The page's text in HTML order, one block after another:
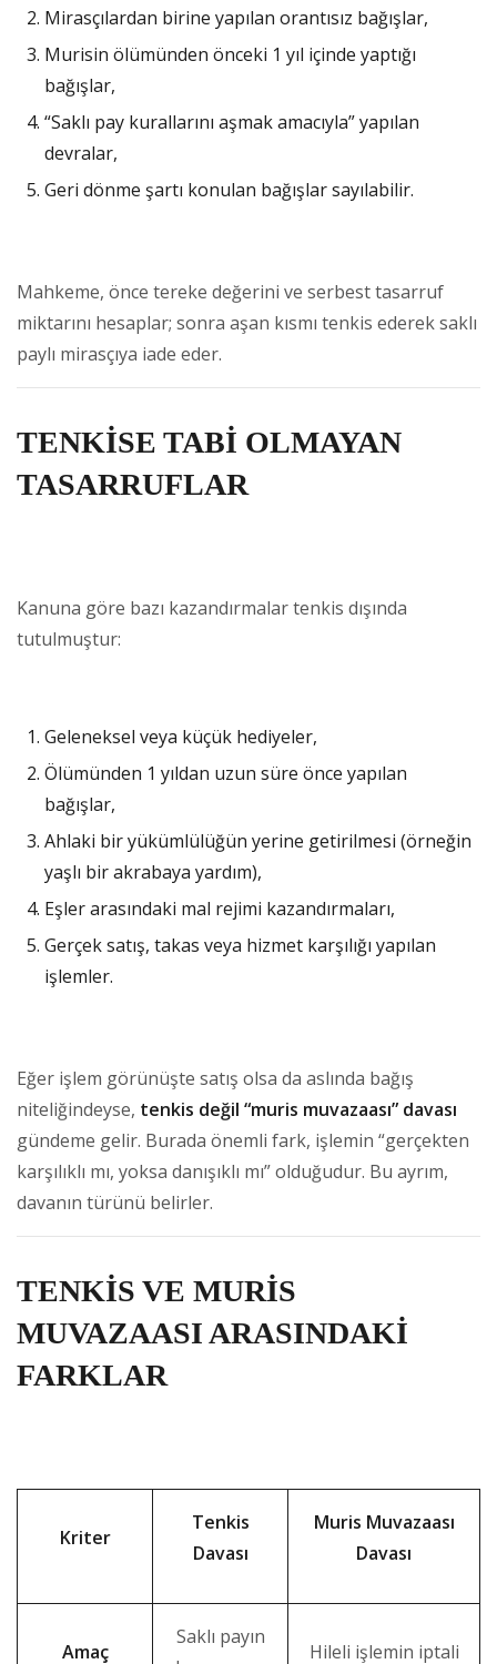
Mirasçılardan birine yapılan orantısız bağışlar,
Murisin ölümünden önceki 1 yıl içinde yaptığı
bağışlar,
“Saklı pay kurallarını aşmak amacıyla” yapılan
devralar,
Geri dönme şartı konulan bağışlar sayılabilir.
Mahkeme, önce tereke değerini ve serbest tasarruf
miktarını hesaplar; sonra aşan kısmı tenkis ederek saklı
paylı mirasçıya iade eder.
TENKİSE TABİ OLMAYAN
TASARRUFLAR
Kanuna göre bazı kazandırmalar tenkis dışında
tutulmuştur:
Geleneksel veya küçük hediyeler,
Ölümünden 1 yıldan uzun süre önce yapılan
bağışlar,
Ahlaki bir yükümlülüğün yerine getirilmesi (örneğin
yaşlı bir akrabaya yardım),
Eşler arasındaki mal rejimi kazandırmaları,
Gerçek satış, takas veya hizmet karşılığı yapılan
işlemler.
Eğer işlem görünüşte satış olsa da aslında bağış
niteliğindeyse, tenkis değil “muris muvazaası” davası
gündeme gelir. Burada önemli fark, işlemin “gerçekten
karşılıklı mı, yoksa danışıklı mı” olduğudur. Bu ayrım,
davanın türünü belirler.
TENKİS VE MURİS
MUVAZAASI ARASINDAKİ
FARKLAR
Kriter
Tenkis
Davası
Muris Muvazaası
Davası
Amaç
Saklı payın
Hileli işlemin iptali